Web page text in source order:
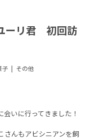
ーリ君 初回訪
子 | その他
いに行ってきました！
さんもアビシニアンを飼